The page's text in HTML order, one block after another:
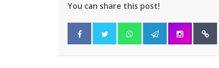
You can share this post!